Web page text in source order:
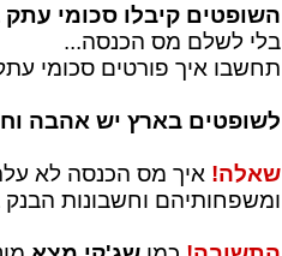
השופטים קיבלו סכומי עתק
בלי לשלם מס הכנסה...
תחשבו איך פורטים סכומי
לשופטים בארץ יש אהבה
שאלה! איך מס הכנסה לא
ומשפחותיהם וחשבונות